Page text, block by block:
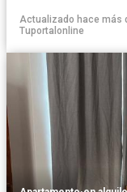
Actualizado hace más
Tuportalonline